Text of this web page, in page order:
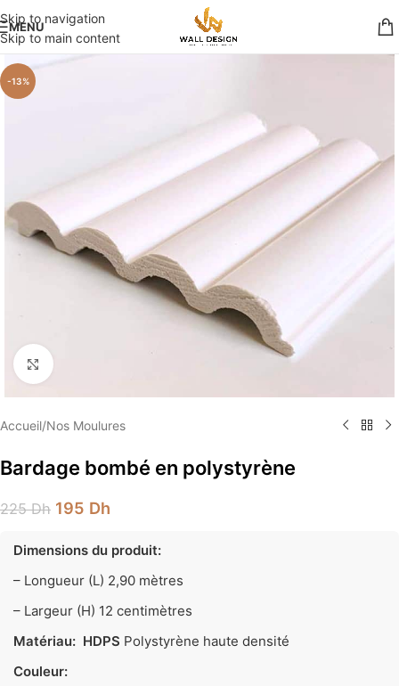
Skip to navigation
Skip to main content
MENU
-13%
Élargir
Accueil/Nos Moulures
Bardage bombé en polystyrène
225Dh 195 Dh
Dimensions du produit:
– Longueur (L) 2,90 mètres
– Largeur (H) 12 centimètres
Matériau: HDPS Polystyrène haute densité
Couleur: